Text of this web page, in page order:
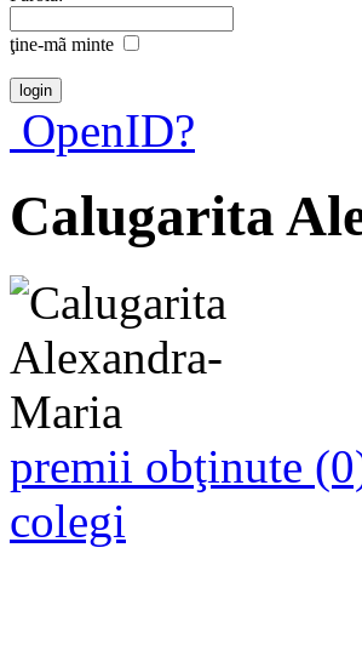
ţine-mã minte
OpenID?
Calugarita
premii obţinute
colegi